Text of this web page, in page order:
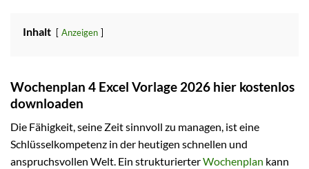
Inhalt Anzeigen
Wochenplan 4 Excel Vorlage 2026 hier kostenlos
downloaden
Die Fähigkeit, seine Zeit sinnvoll zu managen, ist eine
Schlüsselkompetenz in der heutigen schnellen und
anspruchsvollen Welt. Ein strukturierterWochenplan kann